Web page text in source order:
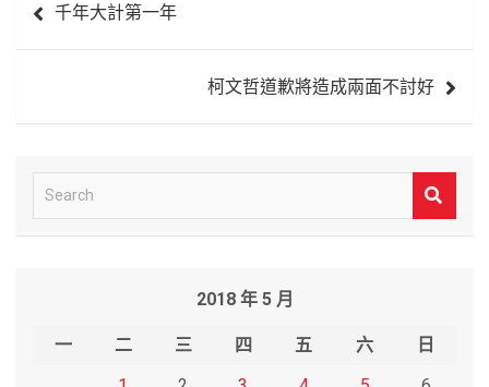
章 千年大計第一年
柯文哲道歉將造成兩面不討好
e
2018 年 5 月
一 二 三 四 五 六
日